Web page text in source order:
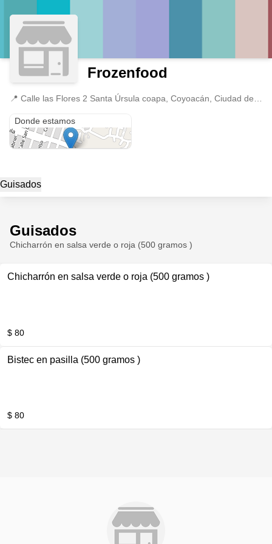
Frozenfood
📍
Donde estamos
Guisados
Guisados
Chicharrón en salsa verde o roja (500 gramos )
Chicharrón en salsa verde o roja (500 gramos )
$ 80
Bistec en pasilla (500 gramos )
$ 80